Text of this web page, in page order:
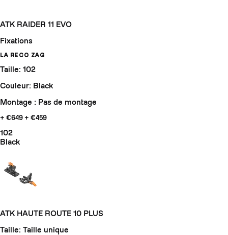
ATK RAIDER 11 EVO
Fixations
LA RECO ZAG
Taille: 102
Couleur: Black
Montage : Pas de montage
+ €649 + €459
102
Black
ATK HAUTE ROUTE 10 PLUS
Taille: Taille unique